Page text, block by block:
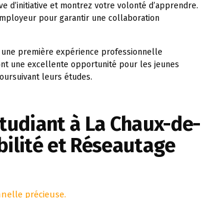
d’initiative et montrez votre volonté d’apprendre.
pour garantir une collaboration
première expérience professionnelle
une excellente opportunité pour les jeunes
leurs études.
à La Chaux-de-
et Réseautage
précieuse.